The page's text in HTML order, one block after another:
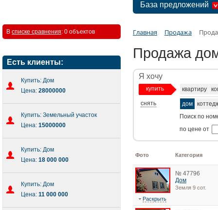
База предложений
В списке сравнения: 0 объектов
Есть клиенты:
Купить: Дом
Цена: 28000000
Купить: Земельный участок
Цена: 15000000
Купить: Дом
Цена: 18 000 000
Купить: Дом
Цена: 11 000 000
Главная Продажа
Продажа
Я хочу
купить
снять
квартиру
дом
Поиск по
по цене от
Фото Категория
№ 47796
Дом
Земля 9 сот.
Раскрыть